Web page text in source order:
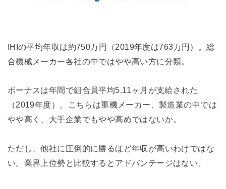
IHIの平均年収は約750万円（2019年度は763万円）。総
合機械メーカー各社の中ではやや高い方に分類。
ボーナスは年間で組合員平均5.11ヶ月が支給された
（2019年度）。こちらは重機メーカー、製造業の中では
やや高く、大手企業でもやや高めではないか。
ただし、他社に圧倒的に勝るほど年収が高いわけではな
い。業界上位勢と比較するとアドバンテージはない。